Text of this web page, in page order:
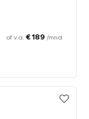
of v.a. € 189 /mnd